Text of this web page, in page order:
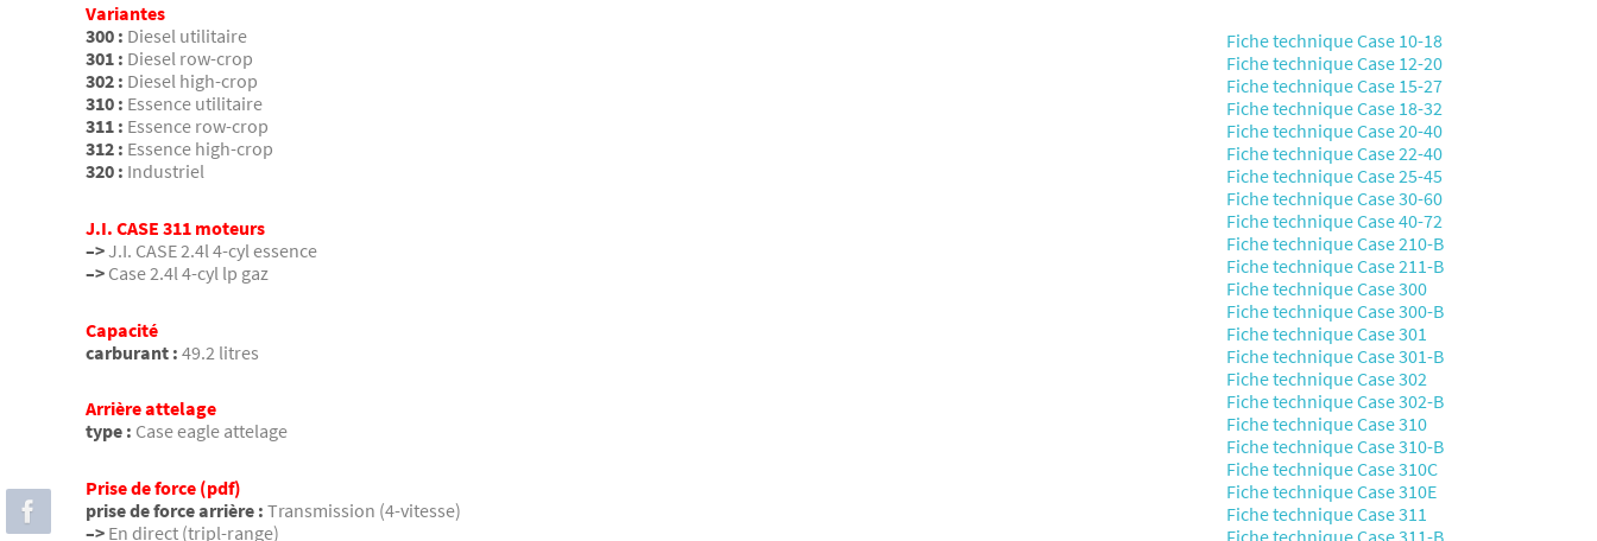
Variantes
300 : Diesel utilitaire
301 : Diesel row-crop
302 : Diesel high-crop
310 : Essence utilitaire
311 : Essence row-crop
312 : Essence high-crop
320 : Industriel
J.I. CASE 311 moteurs
–>J.I. CASE 2.4l 4-cyl essence
–> Case 2.4l 4-cyl lp gaz
Capacité
carburant : 49.2 litres
Arrière attelage
type : Case eagle attelage
Prise de force (pdf)
prise de force arrière : Transmission (4-vitesse)
–> En direct (tripl-range)
Fiche technique Case 10-18
Fiche technique Case 12-20
Fiche technique Case 15-27
Fiche technique Case 18-32
Fiche technique Case 20-40
Fiche technique Case 22-40
Fiche technique Case 25-45
Fiche technique Case 30-60
Fiche technique Case 40-72
Fiche technique Case 210-B
Fiche technique Case 211-B
Fiche technique Case 300
Fiche technique Case 300-B
Fiche technique Case 301
Fiche technique Case 301-B
Fiche technique Case 302
Fiche technique Case 302-B
Fiche technique Case 310
Fiche technique Case 310-B
Fiche technique Case 310C
Fiche technique Case 310E
Fiche technique Case 311
Fiche technique Case 311-B